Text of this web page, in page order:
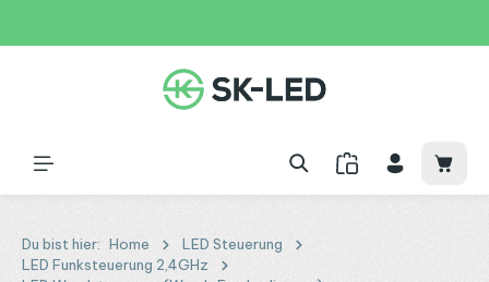
Du bist hier: Home
LED Steuerung
LED Funksteuerung 2,4GHz